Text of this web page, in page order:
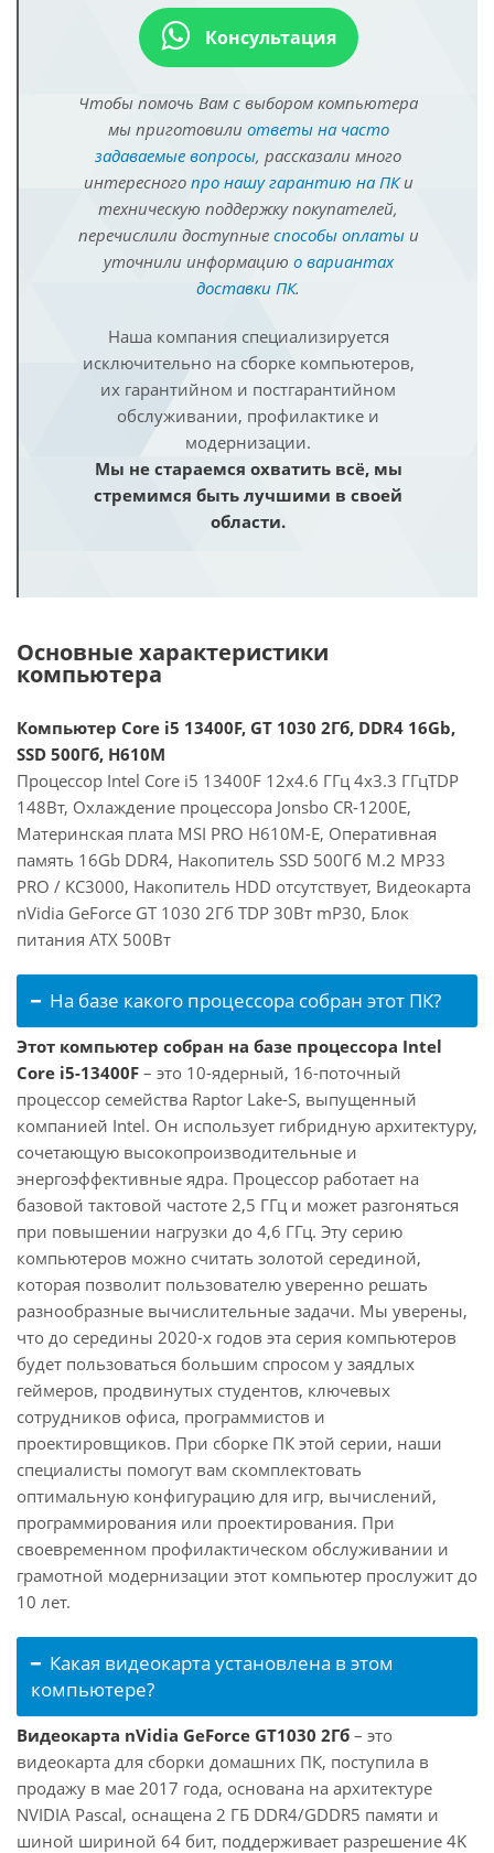
Консультация
Чтобы помочь Вам с выбором компьютера
мы приготовили ответы на часто
задаваемые вопросы, рассказали много
интересного про нашу гарантию на ПКи
техническую поддержку покупателей,
перечислили доступные способы оплатыи
уточнили информацию о вариантах
доставки ПК.
Наша компания специализируется
исключительно на сборке компьютеров,
их гарантийном и постгарантийном
обслуживании, профилактике и
модернизации.
Мы не стараемся охватить всё, мы
стремимся быть лучшими в своей
области.
Основные характеристики
компьютера
Компьютер Core i5 13400F, GT 1030 2Гб, DDR4 16Gb,
SSD 500Гб, H610M
Процессор Intel Core i5 13400F 12x4.6 ГГц 4x3.3 ГГцTDP
148Вт, Охлаждение процессора Jonsbo CR-1200E,
Материнская плата MSI PRO H610M-E, Оперативная
память 16Gb DDR4, Накопитель SSD 500Гб M.2 MP33
PRO / KC3000, Накопитель HDD отсутствует, Видеокарта
nVidia GeForce GT 1030 2Гб TDP 30Вт mP30, Блок
питания ATX 500Вт
На базе какого процессора собран этот ПК?
Этот компьютер собран на базе процессора Intel
Core i5-13400F – это 10-ядерный, 16-поточный
процессор семейства Raptor Lake-S, выпущенный
компанией Intel. Он использует гибридную архитектуру,
сочетающую высокопроизводительные и
энергоэффективные ядра. Процессор работает на
базовой тактовой частоте 2,5 ГГц и может разгоняться
при повышении нагрузки до 4,6 ГГц. Эту серию
компьютеров можно считать золотой серединой,
которая позволит пользователю уверенно решать
разнообразные вычислительные задачи. Мы уверены,
что до середины 2020-х годов эта серия компьютеров
будет пользоваться большим спросом у заядлых
геймеров, продвинутых студентов, ключевых
сотрудников офиса, программистов и
проектировщиков. При сборке ПК этой серии, наши
специалисты помогут вам скомплектовать
оптимальную конфигурацию для игр, вычислений,
программирования или проектирования. При
своевременном профилактическом обслуживании и
грамотной модернизации этот компьютер прослужит до
10 лет.
Какая видеокарта установлена в этом
компьютере?
Видеокарта nVidia GeForce GT1030 2Гб – это
видеокарта для сборки домашних ПК, поступила в
продажу в мае 2017 года, основана на архитектуре
NVIDIA Pascal, оснащена 2 ГБ DDR4/GDDR5 памяти и
шиной шириной 64 бит, поддерживает разрешение 4K